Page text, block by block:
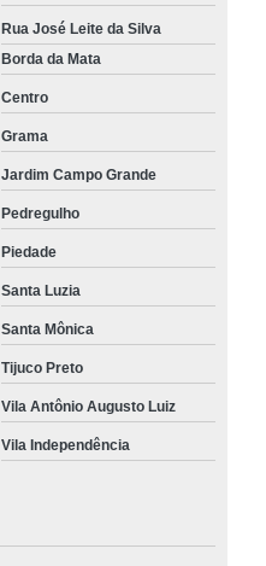
Rua José Leite da Silva
Borda da Mata
Centro
Grama
Jardim Campo Grande
Pedregulho
Piedade
Santa Luzia
Santa Mônica
Tijuco Preto
Vila Antônio Augusto Luiz
Vila Independência